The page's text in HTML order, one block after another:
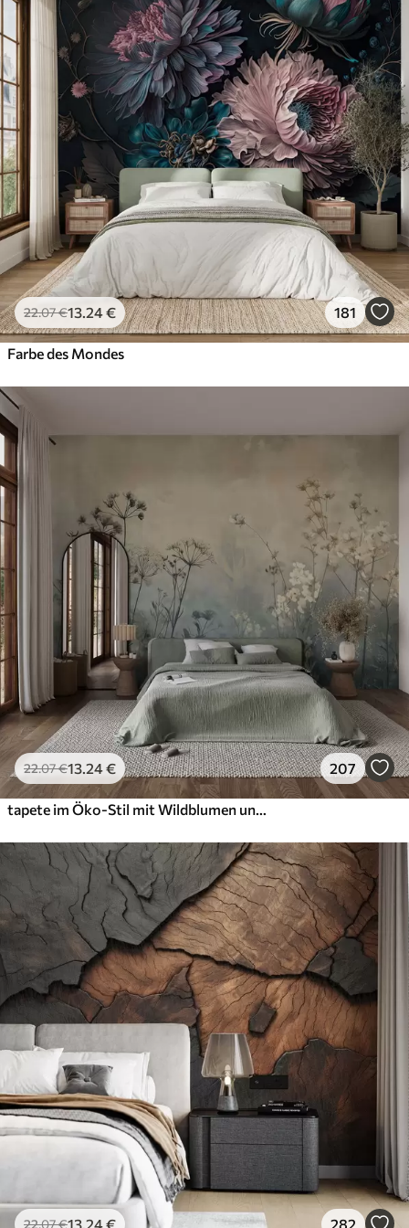
Standard
.00 27 .00 €/m²
Premium
.6734 .00 € /m²
Premium-Vinyl
.0039.00€
Peel and Stick
81.6749.00 €/m²
22.07€13 .24€ 181
Farbe des Mondes
22.07€13 .24€ 207
22.07€13 .24€ 282